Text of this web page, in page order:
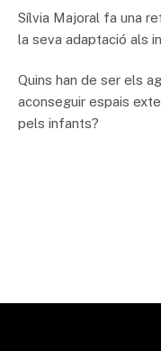
Sílvia Majoral fa una
la seva adaptació als
Quins han de ser els
aconseguir espais
pels infants?